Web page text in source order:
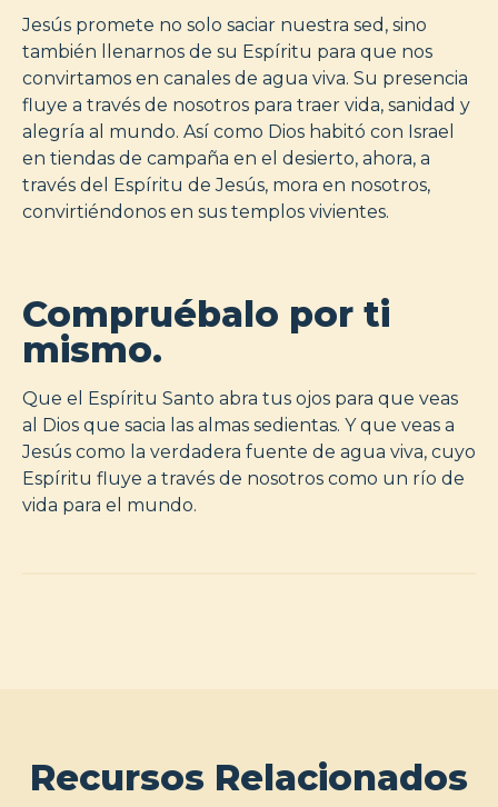
Jesús promete no solo saciar nuestra sed, sino
también llenarnos de su Espíritu para que nos
convirtamos en canales de agua viva. Su presencia
fluye a través de nosotros para traer vida, sanidad y
alegría al mundo. Así como Dios habitó con Israel
en tiendas de campaña en el desierto, ahora, a
través del Espíritu de Jesús, mora en nosotros,
convirtiéndonos en sus templos vivientes.
Compruébalo por ti
mismo.
Que el Espíritu Santo abra tus ojos para que veas
al Dios que sacia las almas sedientas. Y que veas a
Jesús como la verdadera fuente de agua viva, cuyo
Espíritu fluye a través de nosotros como un río de
vida para el mundo.
Recursos Relacionados